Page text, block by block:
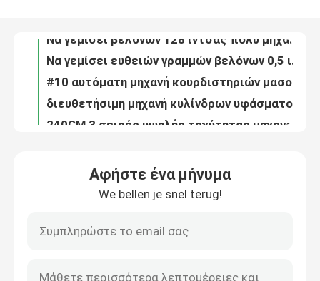
Σχετικά με εμάς
Επισκεψή εργοστασίου
Επικοινωνήστε μαζί μας
Ειδήσεις
Υποθέσεις
Αφήστε ένα μήνυμα
We bellen je snel terug!